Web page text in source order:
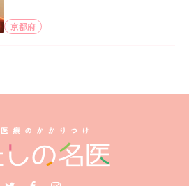
京都府